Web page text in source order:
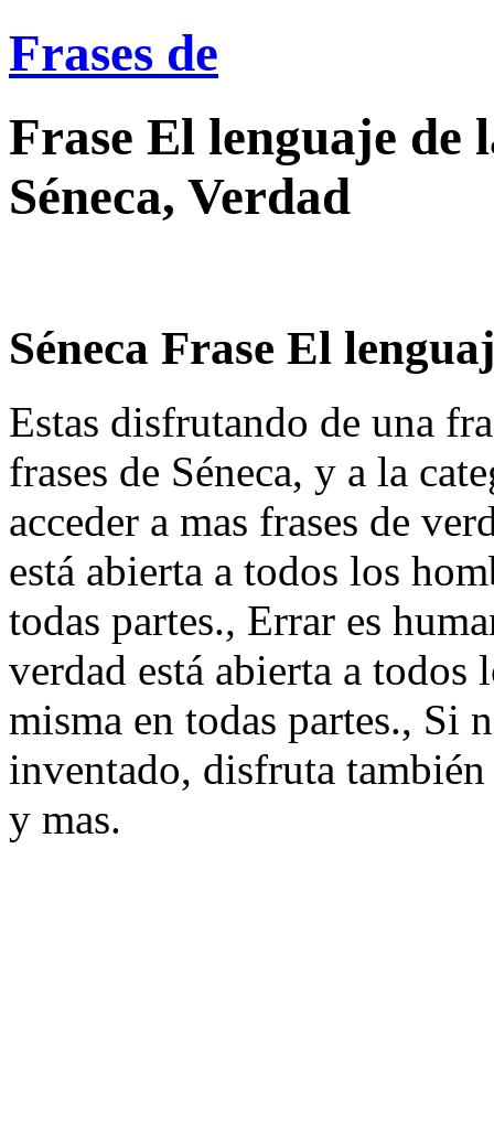
Frases de
Frase El lenguaje de
Séneca, Verdad
Séneca Frase El
Estas disfrutando de una
frases de Séneca, y a la
acceder a mas frases de
está abierta a todos los
todas partes., Errar es
verdad está abierta a todos
misma en todas partes., Si
inventado, disfruta también
y mas.